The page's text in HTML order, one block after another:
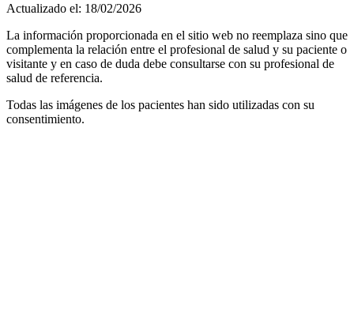
Actualizado el: 18/02/2026
La información proporcionada en el sitio web no reemplaza sino que
complementa la relación entre el profesional de salud y su paciente o
visitante y en caso de duda debe consultarse con su profesional de
salud de referencia.
Todas las imágenes de los pacientes han sido utilizadas con su
consentimiento.